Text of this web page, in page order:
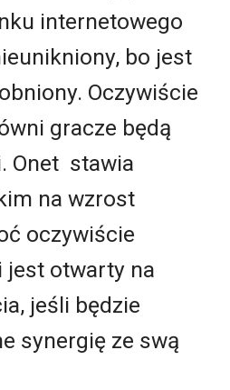
internetowego
bo jest
Oczywiście
gracze będą
Onet stawia
na wzrost
oczywiście
jest otwarty na
jeśli będzie
synergię ze swą